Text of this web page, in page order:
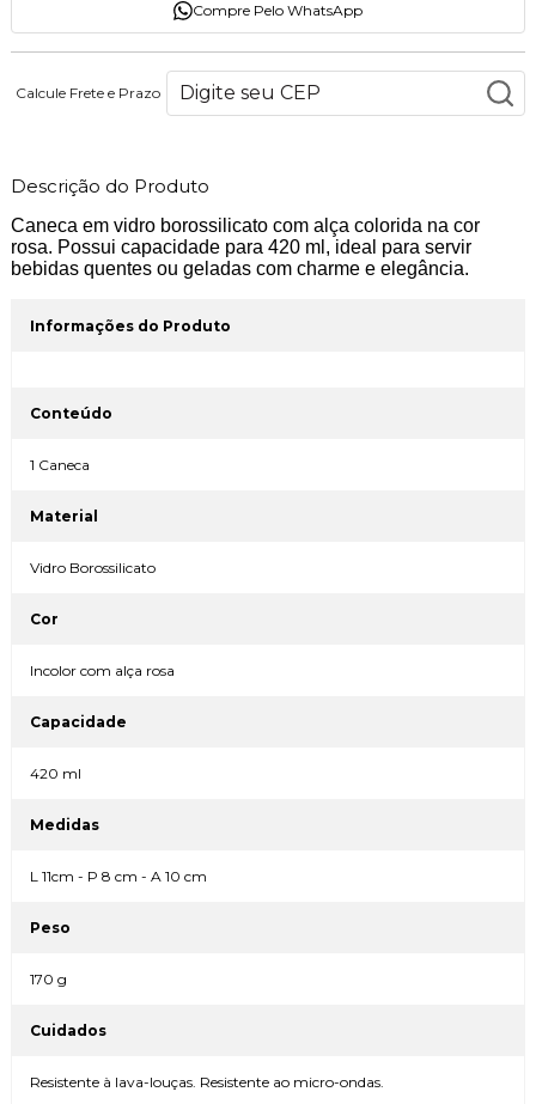
Compre Pelo WhatsApp
Calcule Frete e Prazo
Descrição do Produto
Caneca em vidro borossilicato com alça colorida na cor
rosa. Possui capacidade para 420 ml, ideal para servir
bebidas quentes ou geladas com charme e elegância.
Informações do Produto
Conteúdo
1 Caneca
Material
Vidro Borossilicato
Cor
Incolor com alça rosa
Capacidade
420 ml
Medidas
L 11cm - P 8 cm - A 10 cm
Peso
170 g
Cuidados
Resistente à lava-louças. Resistente ao micro-ondas.